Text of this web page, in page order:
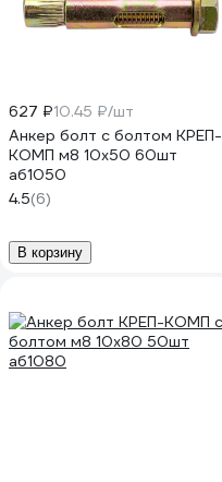
627 ₽10.45 ₽/шт
Анкер болт с болтом КРЕП-
КОМП м8 10х50 60шт
аб1050
4.5(6)
В корзину